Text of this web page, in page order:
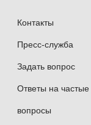
Контакты
Пресс-служба
Задать вопрос
Ответы на частые
вопросы